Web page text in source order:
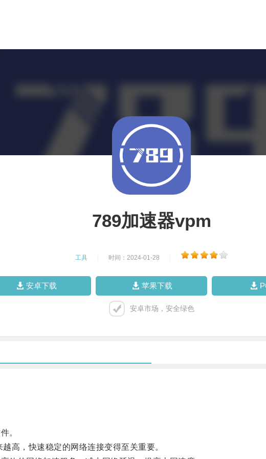
789加速器vpm
工具 时间：2024-01-28
安卓下载 苹果下载
安卓市场，安全绿色
。
，快速稳定的网络连接变得至关重要。